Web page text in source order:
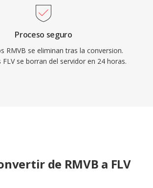
Proceso seguro
RMVB se eliminan tras la conversion.
FLV se borran del servidor en 24 horas.
de RMVB a FLV